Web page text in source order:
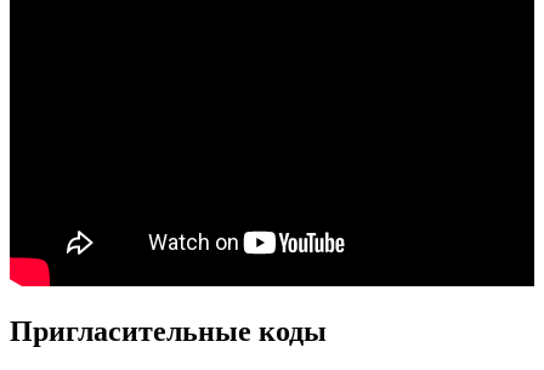
Пригласительные коды